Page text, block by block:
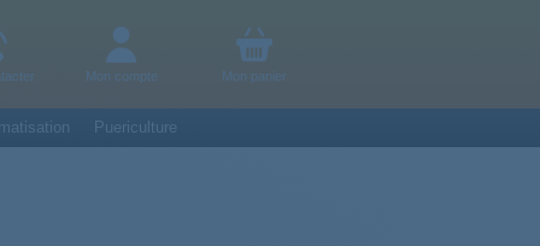
Mon compte Mon panier
Puericulture